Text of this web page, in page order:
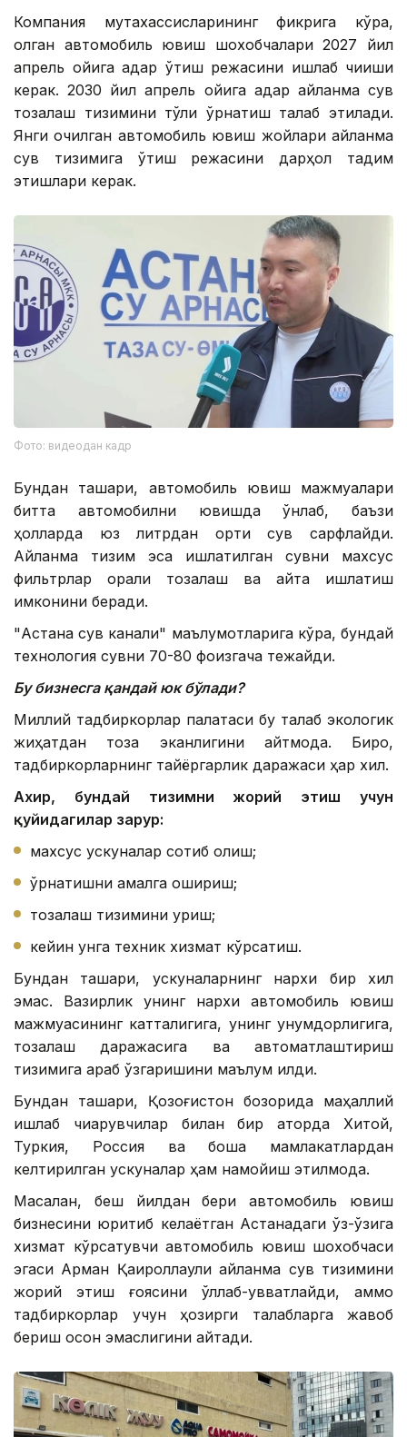
Компания мутахассисларининг фикрига кўра,
қолган автомобиль ювиш шохобчалари 2027 йил
апрель ойига қадар ўтиш режасини ишлаб чиқиши
керак. 2030 йил апрель ойига қадар айланма сув
тозалаш тизимини тўлиқ ўрнатиш талаб этилади.
Янги очилган автомобиль ювиш жойлари айланма
сув тизимига ўтиш режасини дарҳол тақдим
этишлари керак.
Фото: видеодан кадр
Бундан ташқари, автомобиль ювиш мажмуалари
битта автомобилни ювишда ўнлаб, баъзи
ҳолларда юз литрдан ортиқ сув сарфлайди.
Айланма тизим эса ишлатилган сувни махсус
фильтрлар орқали тозалаш ва қайта ишлатиш
имконини беради.
"Астана сув канали" маълумотларига кўра, бундай
технология сувни 70-80 фоизгача тежайди.
Бу бизнесга қандай юк бўлади?
Миллий тадбиркорлар палатаси бу талаб экологик
жиҳатдан тоза эканлигини айтмоқда. Бироқ,
тадбиркорларнинг тайёргарлик даражаси ҳар хил.
Ахир, бундай тизимни жорий этиш учун
қуйидагилар зарур:
махсус ускуналар сотиб олиш;
ўрнатишни амалга ошириш;
тозалаш тизимини қуриш;
кейин унга техник хизмат кўрсатиш.
Бундан ташқари, ускуналарнинг нархи бир хил
эмас. Вазирлик унинг нархи автомобиль ювиш
мажмуасининг катталигига, унинг унумдорлигига,
тозалаш даражасига ва автоматлаштириш
тизимига қараб ўзгаришини маълум қилди.
Бундан ташқари, Қозоғистон бозорида маҳаллий
ишлаб чиқарувчилар билан бир қаторда Хитой,
Туркия, Россия ва бошқа мамлакатлардан
келтирилган ускуналар ҳам намойиш этилмоқда.
Масалан, беш йилдан бери автомобиль ювиш
бизнесини юритиб келаётган Астанадаги ўз-ўзига
хизмат кўрсатувчи автомобиль ювиш шохобчаси
эгаси Арман Қаироллаули айланма сув тизимини
жорий этиш ғоясини қўллаб-қувватлайди, аммо
тадбиркорлар учун ҳозирги талабларга жавоб
бериш осон эмаслигини айтади.